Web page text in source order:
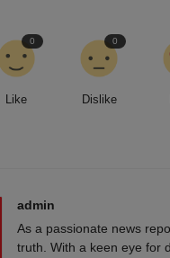
Like
0
Dislike
0
admin
As a passionate news
truth. With a keen eye for